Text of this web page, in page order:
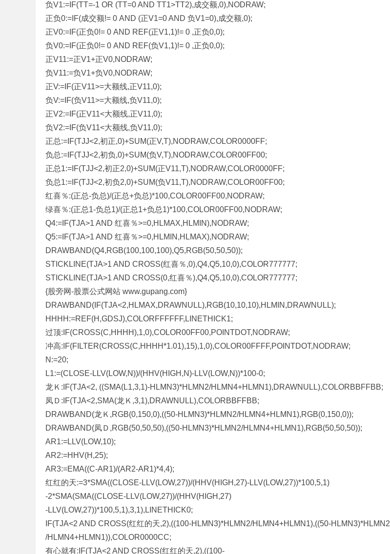
负V1:=IF(TT=-1 OR (TT=0 AND TT1>TT2),成交额,0),NODRAW;
正负0:=IF(成交额!= 0 AND (正V1=0 AND 负V1=0),成交额,0);
正V0:=IF(正负0!= 0 AND REF(正V1,1)!= 0 ,正负0,0);
负V0:=IF(正负0!= 0 AND REF(负V1,1)!= 0 ,正负0,0);
正V11:=正V1+正V0,NODRAW;
负V11:=负V1+负V0,NODRAW;
正V:=IF(正V11>=大额线,正V11,0);
负V:=IF(负V11>=大额线,负V11,0);
正V2:=IF(正V11<大额线,正V11,0);
负V2:=IF(负V11<大额线,负V11,0);
正总:=IF(TJJ<2,初正,0)+SUM(正V,T),NODRAW,COLOR0000FF;
负总:=IF(TJJ<2,初负,0)+SUM(负V,T),NODRAW,COLOR00FF00;
正总1:=IF(TJJ<2,初正2,0)+SUM(正V11,T),NODRAW,COLOR0000FF;
负总1:=IF(TJJ<2,初负2,0)+SUM(负V11,T),NODRAW,COLOR00FF00;
红喜％:(正总-负总)/(正总+负总)*100,COLOR00FF00,NODRAW;
绿喜％:(正总1-负总1)/(正总1+负总1)*100,COLOR00FF00,NODRAW;
Q4:=IF(TJA>1 AND 红喜％>=0,HLMAX,HLMIN),NODRAW;
Q5:=IF(TJA>1 AND 红喜％>=0,HLMIN,HLMAX),NODRAW;
DRAWBAND(Q4,RGB(100,100,100),Q5,RGB(50,50,50));
STICKLINE(TJA>1 AND CROSS(红喜％,0),Q4,Q5,10,0),COLOR777777;
STICKLINE(TJA>1 AND CROSS(0,红喜％),Q4,Q5,10,0),COLOR777777;
{股旁网-股票公式网站 www.gupang.com}
DRAWBAND(IF(TJA<2,HLMAX,DRAWNULL),RGB(10,10,10),HLMIN,DRAWNULL);
HHHH:=REF(H,GDSJ),COLORFFFFFF,LINETHICK1;
过顶:IF(CROSS(C,HHHH),1,0),COLOR00FF00,POINTDOT,NODRAW;
冲高:IF(FILTER(CROSS(C,HHHH*1.01),15),1,0),COLOR00FFFF,POINTDOT,NODRAW;
N:=20;
L1:=(CLOSE-LLV(LOW,N))/(HHV(HIGH,N)-LLV(LOW,N))*100-0;
龙Ｋ:IF(TJA<2, ((SMA(L1,3,1)-HLMN3)*HLMN2/HLMN4+HLMN1),DRAWNULL),COLORBBFFBB;
凤Ｄ:IF(TJA<2,SMA(龙Ｋ,3,1),DRAWNULL),COLORBBFFBB;
DRAWBAND(龙Ｋ,RGB(0,150,0),((50-HLMN3)*HLMN2/HLMN4+HLMN1),RGB(0,150,0));
DRAWBAND(凤Ｄ,RGB(50,50,50),((50-HLMN3)*HLMN2/HLMN4+HLMN1),RGB(50,50,50));
AR1:=LLV(LOW,10);
AR2:=HHV(H,25);
AR3:=EMA((C-AR1)/(AR2-AR1)*4,4);
红红的天:=3*SMA((CLOSE-LLV(LOW,27))/(HHV(HIGH,27)-LLV(LOW,27))*100,5,1)
-2*SMA(SMA((CLOSE-LLV(LOW,27))/(HHV(HIGH,27)
-LLV(LOW,27))*100,5,1),3,1),LINETHICK0;
IF(TJA<2 AND CROSS(红红的天,2),((100-HLMN3)*HLMN2/HLMN4+HLMN1),((50-HLMN3)*HLMN2
/HLMN4+HLMN1)),COLOR0000CC;
有心就有:IF(TJA<2 AND CROSS(红红的天,2),((100-